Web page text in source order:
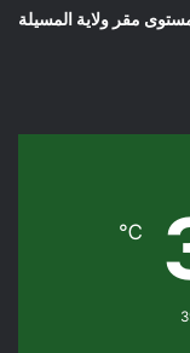
مقر ولاية المسيلة
℃